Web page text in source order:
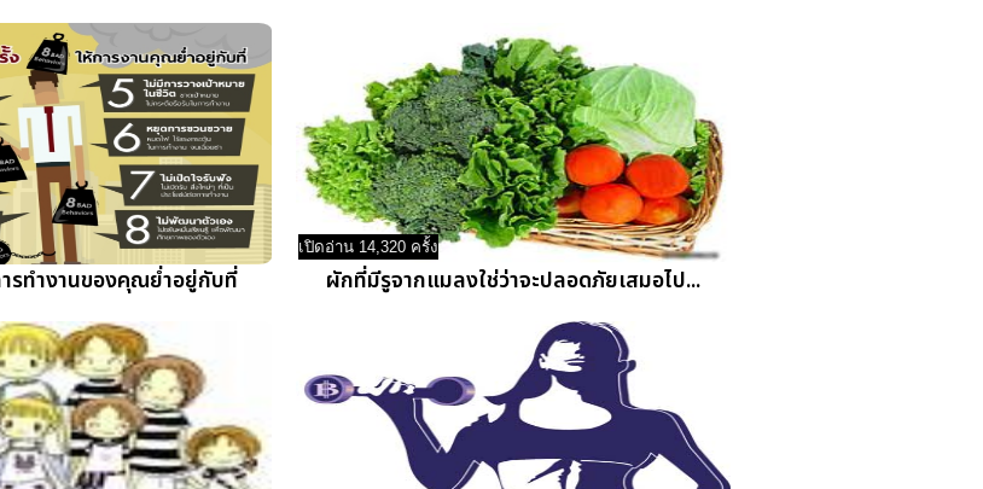
รทำงานของคุณย่ำอยู่กับที่
เปิดอ่าน 14,320 ครั้ง
ผักที่มีรูจากแมลงใช่ว่าจะปลอดภัยเสมอไป...